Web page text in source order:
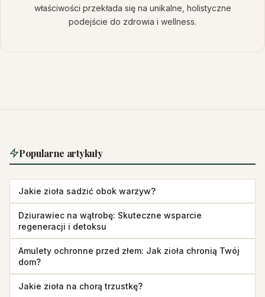
właściwości przekłada się na unikalne, holistyczne
podejście do zdrowia i wellness.
Popularne artykuły
Jakie zioła sadzić obok warzyw?
Dziurawiec na wątrobę: Skuteczne wsparcie
regeneracji i detoksu
Amulety ochronne przed złem: Jak zioła chronią Twój
dom?
Jakie zioła na chorą trzustkę?